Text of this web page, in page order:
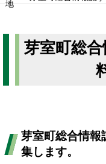
地
芽室町総
芽室町総合情報
集します。